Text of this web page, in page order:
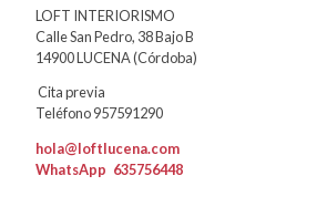
LOFT INTERIORISMO
Calle San Pedro, 38 Bajo B
14900 LUCENA (Córdoba)
Cita previa
Teléfono 957591290
hola@loftlucena.com
WhatsApp 635756448